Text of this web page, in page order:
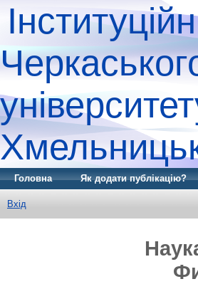
Головна Як додати публікацію?
Вхід